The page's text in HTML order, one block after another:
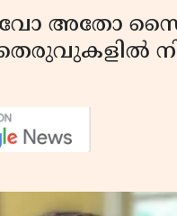
അതോ